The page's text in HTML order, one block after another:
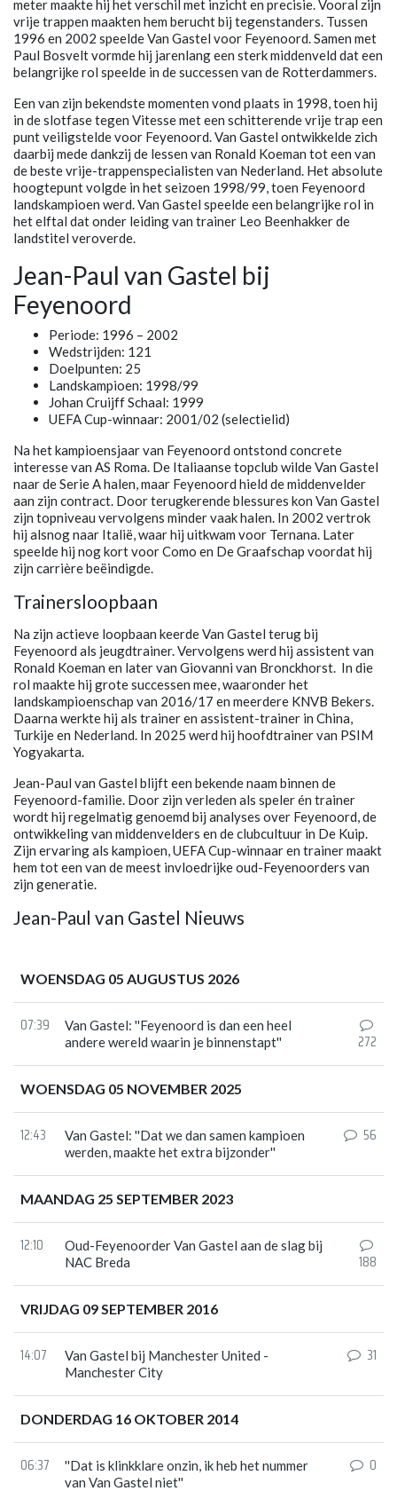
meter maakte hij het verschil met inzicht en precisie. Vooral zijn
vrije trappen maakten hem berucht bij tegenstanders. Tussen
1996 en 2002 speelde Van Gastel voor Feyenoord. Samen met
Paul Bosvelt vormde hij jarenlang een sterk middenveld dat een
belangrijke rol speelde in de successen van de Rotterdammers.
Een van zijn bekendste momenten vond plaats in 1998, toen hij
in de slotfase tegen Vitesse met een schitterende vrije trap een
punt veiligstelde voor Feyenoord. Van Gastel ontwikkelde zich
daarbij mede dankzij de lessen van Ronald Koeman tot een van
de beste vrije-trappenspecialisten van Nederland. Het absolute
hoogtepunt volgde in het seizoen 1998/99, toen Feyenoord
landskampioen werd. Van Gastel speelde een belangrijke rol in
het elftal dat onder leiding van trainer Leo Beenhakker de
landstitel veroverde.
Jean-Paul van Gastel bij
Feyenoord
Periode: 1996 – 2002
Wedstrijden: 121
Doelpunten: 25
Landskampioen: 1998/99
Johan Cruijff Schaal: 1999
UEFA Cup-winnaar: 2001/02 (selectielid)
Na het kampioensjaar van Feyenoord ontstond concrete
interesse van AS Roma. De Italiaanse topclub wilde Van Gastel
naar de Serie A halen, maar Feyenoord hield de middenvelder
aan zijn contract. Door terugkerende blessures kon Van Gastel
zijn topniveau vervolgens minder vaak halen. In 2002 vertrok
hij alsnog naar Italië, waar hij uitkwam voor Ternana. Later
speelde hij nog kort voor Como en De Graafschap voordat hij
zijn carrière beëindigde.
Trainersloopbaan
Na zijn actieve loopbaan keerde Van Gastel terug bij
Feyenoord als jeugdtrainer. Vervolgens werd hij assistent van
Ronald Koeman en later van Giovanni van Bronckhorst. In die
rol maakte hij grote successen mee, waaronder het
landskampioenschap van 2016/17 en meerdere KNVB Bekers.
Daarna werkte hij als trainer en assistent-trainer in China,
Turkije en Nederland. In 2025 werd hij hoofdtrainer van PSIM
Yogyakarta.
Jean-Paul van Gastel blijft een bekende naam binnen de
Feyenoord-familie. Door zijn verleden als speler én trainer
wordt hij regelmatig genoemd bij analyses over Feyenoord, de
ontwikkeling van middenvelders en de clubcultuur in De Kuip.
Zijn ervaring als kampioen, UEFA Cup-winnaar en trainer maakt
hem tot een van de meest invloedrijke oud-Feyenoorders van
zijn generatie.
Jean-Paul van Gastel Nieuws
WOENSDAG 05 AUGUSTUS 2026
07:39
Van Gastel: ''Feyenoord is dan een heel
andere wereld waarin je binnenstapt''
272
WOENSDAG 05 NOVEMBER 2025
12:43
Van Gastel: ''Dat we dan samen kampioen
werden, maakte het extra bijzonder''
56
MAANDAG 25 SEPTEMBER 2023
12:10
Oud-Feyenoorder Van Gastel aan de slag bij
NAC Breda
188
VRIJDAG 09 SEPTEMBER 2016
14:07
Van Gastel bij Manchester United -
Manchester City
31
DONDERDAG 16 OKTOBER 2014
06:37
''Dat is klinkklare onzin, ik heb het nummer
van Van Gastel niet''
0